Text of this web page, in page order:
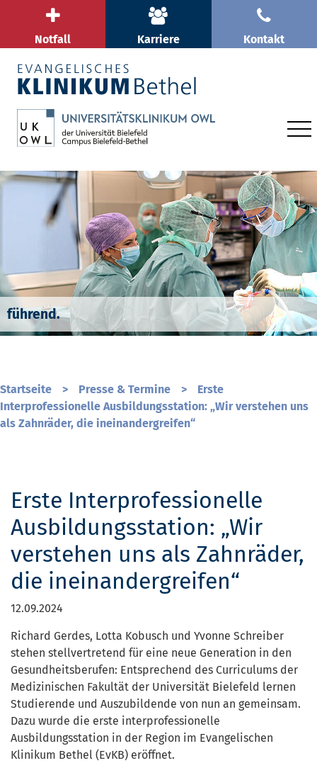
Notfall Karriere Kontakt
führend.
Startseite > Presse & Termine >
Erste
Interprofessionelle Ausbildungsstation: „Wir verstehen uns
als Zahnräder, die ineinandergreifen“
Erste Interprofessionelle
Ausbildungsstation: „Wir
verstehen uns als Zahnräder,
die ineinandergreifen“
12.09.2024
Richard Gerdes, Lotta Kobusch und Yvonne Schreiber
stehen stellvertretend für eine neue Generation in den
Gesundheitsberufen: Entsprechend des Curriculums der
Medizinischen Fakultät der Universität Bielefeld lernen
Studierende und Auszubildende von nun an gemeinsam.
Dazu wurde die erste interprofessionelle
Ausbildungsstation in der Region im Evangelischen
Klinikum Bethel (EvKB) eröffnet.